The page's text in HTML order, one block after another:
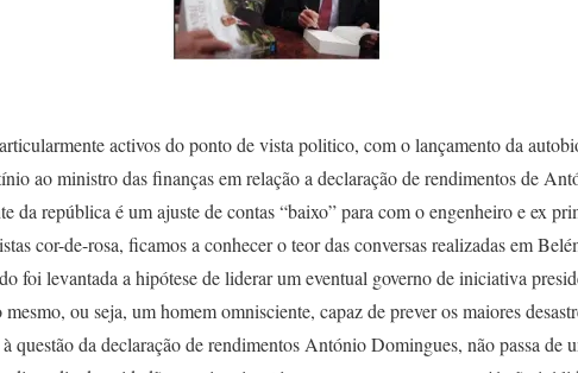
activos do ponto de vista politico, com o lançamento da
ao ministro das finanças em relação a declaração de rendimentos de
da república é um ajuste de contas “baixo” para com o engenheiro e ex
cor-de-rosa, ficamos a conhecer o teor das conversas realizadas em
foi levantada a hipótese de liderar um eventual governo de iniciativa
ou seja, um homem omnisciente, capaz de prever os maiores
questão da declaração de rendimentos António Domingues, não passa de